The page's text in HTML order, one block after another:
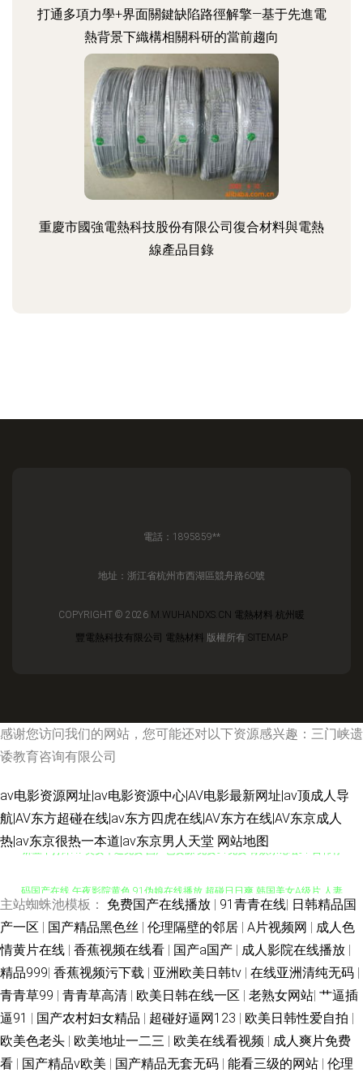
打通多項力學+界面關鍵缺陷路徑解擎—基于先進電
熱背景下織構相關科研的當前趨向
重慶市國強電熱科技股份有限公司復合材料與電熱
線產品目錄
電話：1895859**
地址：浙江省杭州市西湖區競舟路60號
COPYRIGHT © 2026 M.WUHANDXS.CN 電熱材料 杭州暖
豐電熱科技有限公司 電熱材料 版權所有 SITEMAP
感谢您访问我们的网站，您可能还对以下资源感兴趣：三门峡遗
诿教育咨询有限公司
av电影资源网址|av电影资源中心|AV电影最新网址|av顶成人导
航|AV东方超碰在线|av东方四虎在线|AV东方在线|AV东京成人
热|av东京很热一本道|av东京男人天堂 网站地图
麻豆不打烊AV 美女草逼免费 国产色资源 免费91免费 青娱乐论坛91 日韩有
福利剧场 三级国产网址 在线免费AV电话 97资源国产 大香蕉久草 激情色色综
合导航 欧美国产专区 日韩精品专区 91n香蕉社 www91超碰 超碰在线探花91
国产亚洲一黄 久久爆乳 蜜桃午夜精品 青青草国产播放 伪娘白丝内射 伊人色
涩 91精品手机9 操碰在线免费观看 国产欧美精品日韩 美女草逼色天堂 欧美
主站蜘蛛池模板： 免费国产在线播放 | 91青青在线| 日韩精品国
产一区 | 国产精品黑色丝 | 伦理隔壁的邻居 | A片视频网 | 成人色
情黄片在线 | 香蕉视频在线看 | 国产a国产 | 成人影院在线播放 |
精品999| 香蕉视频污下载 | 亚洲欧美日韩tv | 在线亚洲清纯无码 |
青青草99 | 青青草高清 | 欧美日韩在线一区 | 老熟女网站| 艹逼插
逼91 | 国产农村妇女精品 | 超碰好逼网123 | 欧美日韩性爱自拍 |
欧美色老头 | 欧美地址一二三 | 欧美在线看视频 | 成人爽片免费
看 | 国产精品v欧美 | 国产精品无套无码 | 能看三级的网站 | 伦理